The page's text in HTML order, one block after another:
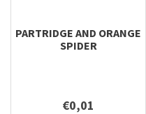
PARTRIDGE AND ORANGE
SPIDER
€0,01